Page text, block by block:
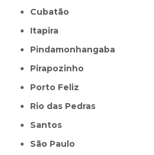
Cubatão
Itapira
Pindamonhangaba
Pirapozinho
Porto Feliz
Rio das Pedras
Santos
São Paulo